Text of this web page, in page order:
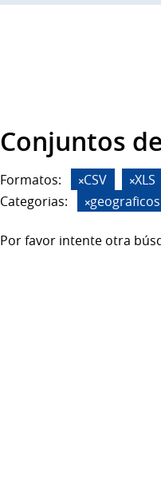
Conjuntos
Formatos: CSV XLS
Categorias:
geograficos
Por favor intente otra